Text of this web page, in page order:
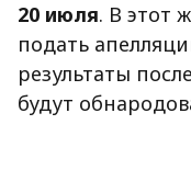
20 июля. В этот
подать
результаты
будут